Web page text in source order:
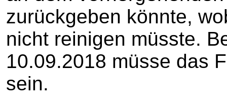
zurückgeben könnte,
nicht reinigen müsste.
10.09.2018 müsse das
sein.